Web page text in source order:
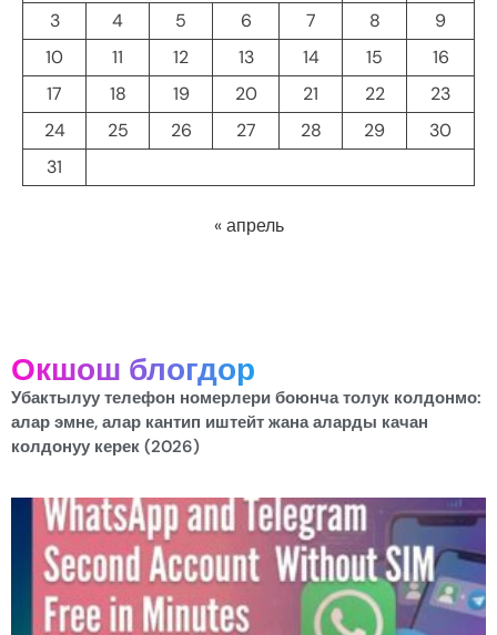
3
4 5 6 7 8
9
10
11 12 13 14 15
16
17
18 19 20 21 22
23
24
25 26 27 28 29
30
31
« апрель
Окшош блогдор
Убактылуу телефон номерлери боюнча толук колдонмо:
алар эмне, алар кантип иштейт жана аларды качан
колдонуу керек (2026)